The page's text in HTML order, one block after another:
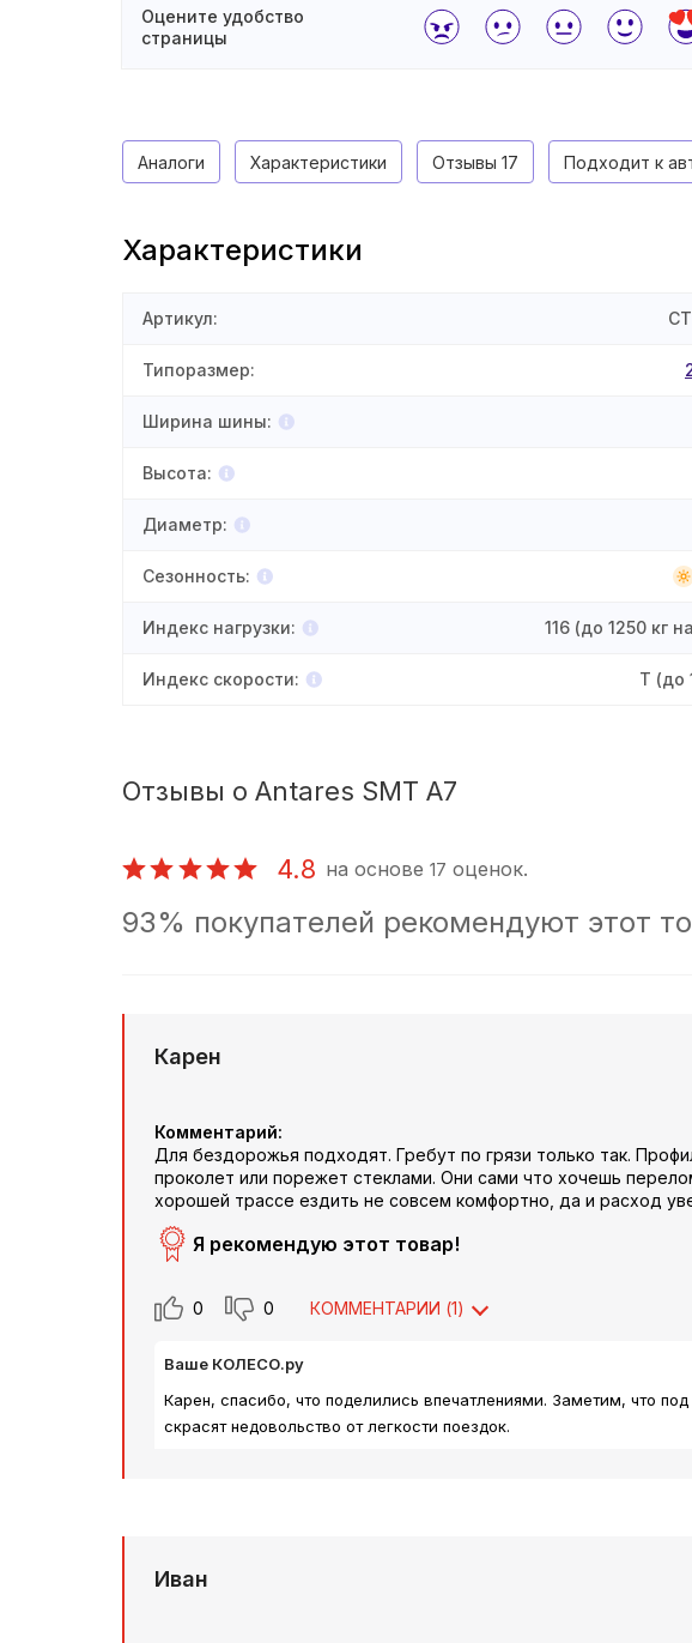
Оцените удобство
страницы
Аналоги Характеристики Отзывы 17 Подходит к
Характеристики
Артикул:
Типоразмер:
Ширина шины:
Высота:
Диаметр:
Сезонность:
Индекс нагрузки: 116 (до 1250 кг
Индекс скорости: T (до
Отзывы о Antares SMT A7
4.8 на основе17 оценок.
93% покупателей рекомендуют этот
Карен
Комментарий:
Для бездорожья подходят. Гребут по грязи только так.
проколет или порежет стеклами. Они сами что хочешь
хорошей трассе ездить не совсем комфортно, да и расход
Я рекомендую этот товар!
0 0 КОММЕНТАРИИ (1)
Ваше КОЛЕСО.ру
Карен, спасибо, что поделились впечатлениями. Заметим, что
скрасят недовольство от легкости поездок.
Иван